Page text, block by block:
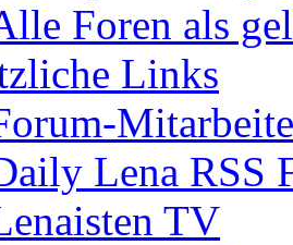
Foren als
Links
Lena RSS
TV